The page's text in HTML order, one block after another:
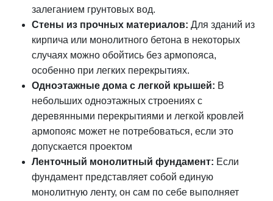
залеганием грунтовых вод.
Стены из прочных материалов: Для зданий из
кирпича или монолитного бетона в некоторых
случаях можно обойтись без армопояса,
особенно при легких перекрытиях.
Одноэтажные дома с легкой крышей: В
небольших одноэтажных строениях с
деревянными перекрытиями и легкой кровлей
армопояс может не потребоваться, если это
допускается проектом
Ленточный монолитный фундамент: Если
фундамент представляет собой единую
монолитную ленту, он сам по себе выполняет